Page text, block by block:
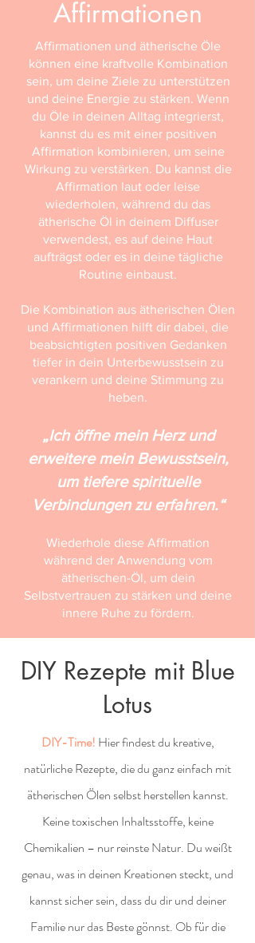
Affirmationen
Affirmationen und ätherische Öle
können eine kraftvolle Kombination
sein, um deine Ziele zu unterstützen
und deine Energie zu stärken. Wenn
du Öle in deinen Alltag integrierst,
kannst du es mit einer positiven
Affirmation kombinieren, um seine
Wirkung zu verstärken. Du kannst die
Affirmation laut oder leise
wiederholen, während du das
ätherische Öl in deinem Diffuser
verwendest, es auf deine Haut
aufträgst oder es in deine tägliche
Routine einbaust.
Die Kombination aus ätherischen Ölen
und Affirmationen hilft dir dabei, die
beabsichtigten positiven Gedanken
tiefer in dein Unterbewusstsein zu
verankern und deine Stimmung zu
heben.
„Ich öffne mein Herz und
erweitere mein Bewusstsein,
um tiefere spirituelle
Verbindungen zu erfahren.“
Wiederhole diese Affirmation
während der Anwendung vom
ätherischen-Öl, um dein
Selbstvertrauen zu stärken und deine
innere Ruhe zu fördern.
DIY Rezepte mit Blue
Lotus
DIY-Time! Hier findest du kreative,
natürliche Rezepte, die du ganz einfach mit
ätherischen Ölen selbst herstellen kannst.
Keine toxischen Inhaltsstoffe, keine
Chemikalien – nur reinste Natur. Du weißt
genau, was in deinen Kreationen steckt, und
kannst sicher sein, dass du dir und deiner
Familie nur das Beste gönnst. Ob für die